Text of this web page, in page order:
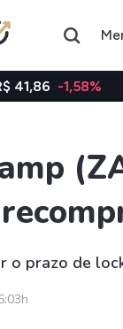
Commodity
Petróleo
VALE3 R$
o prazo de